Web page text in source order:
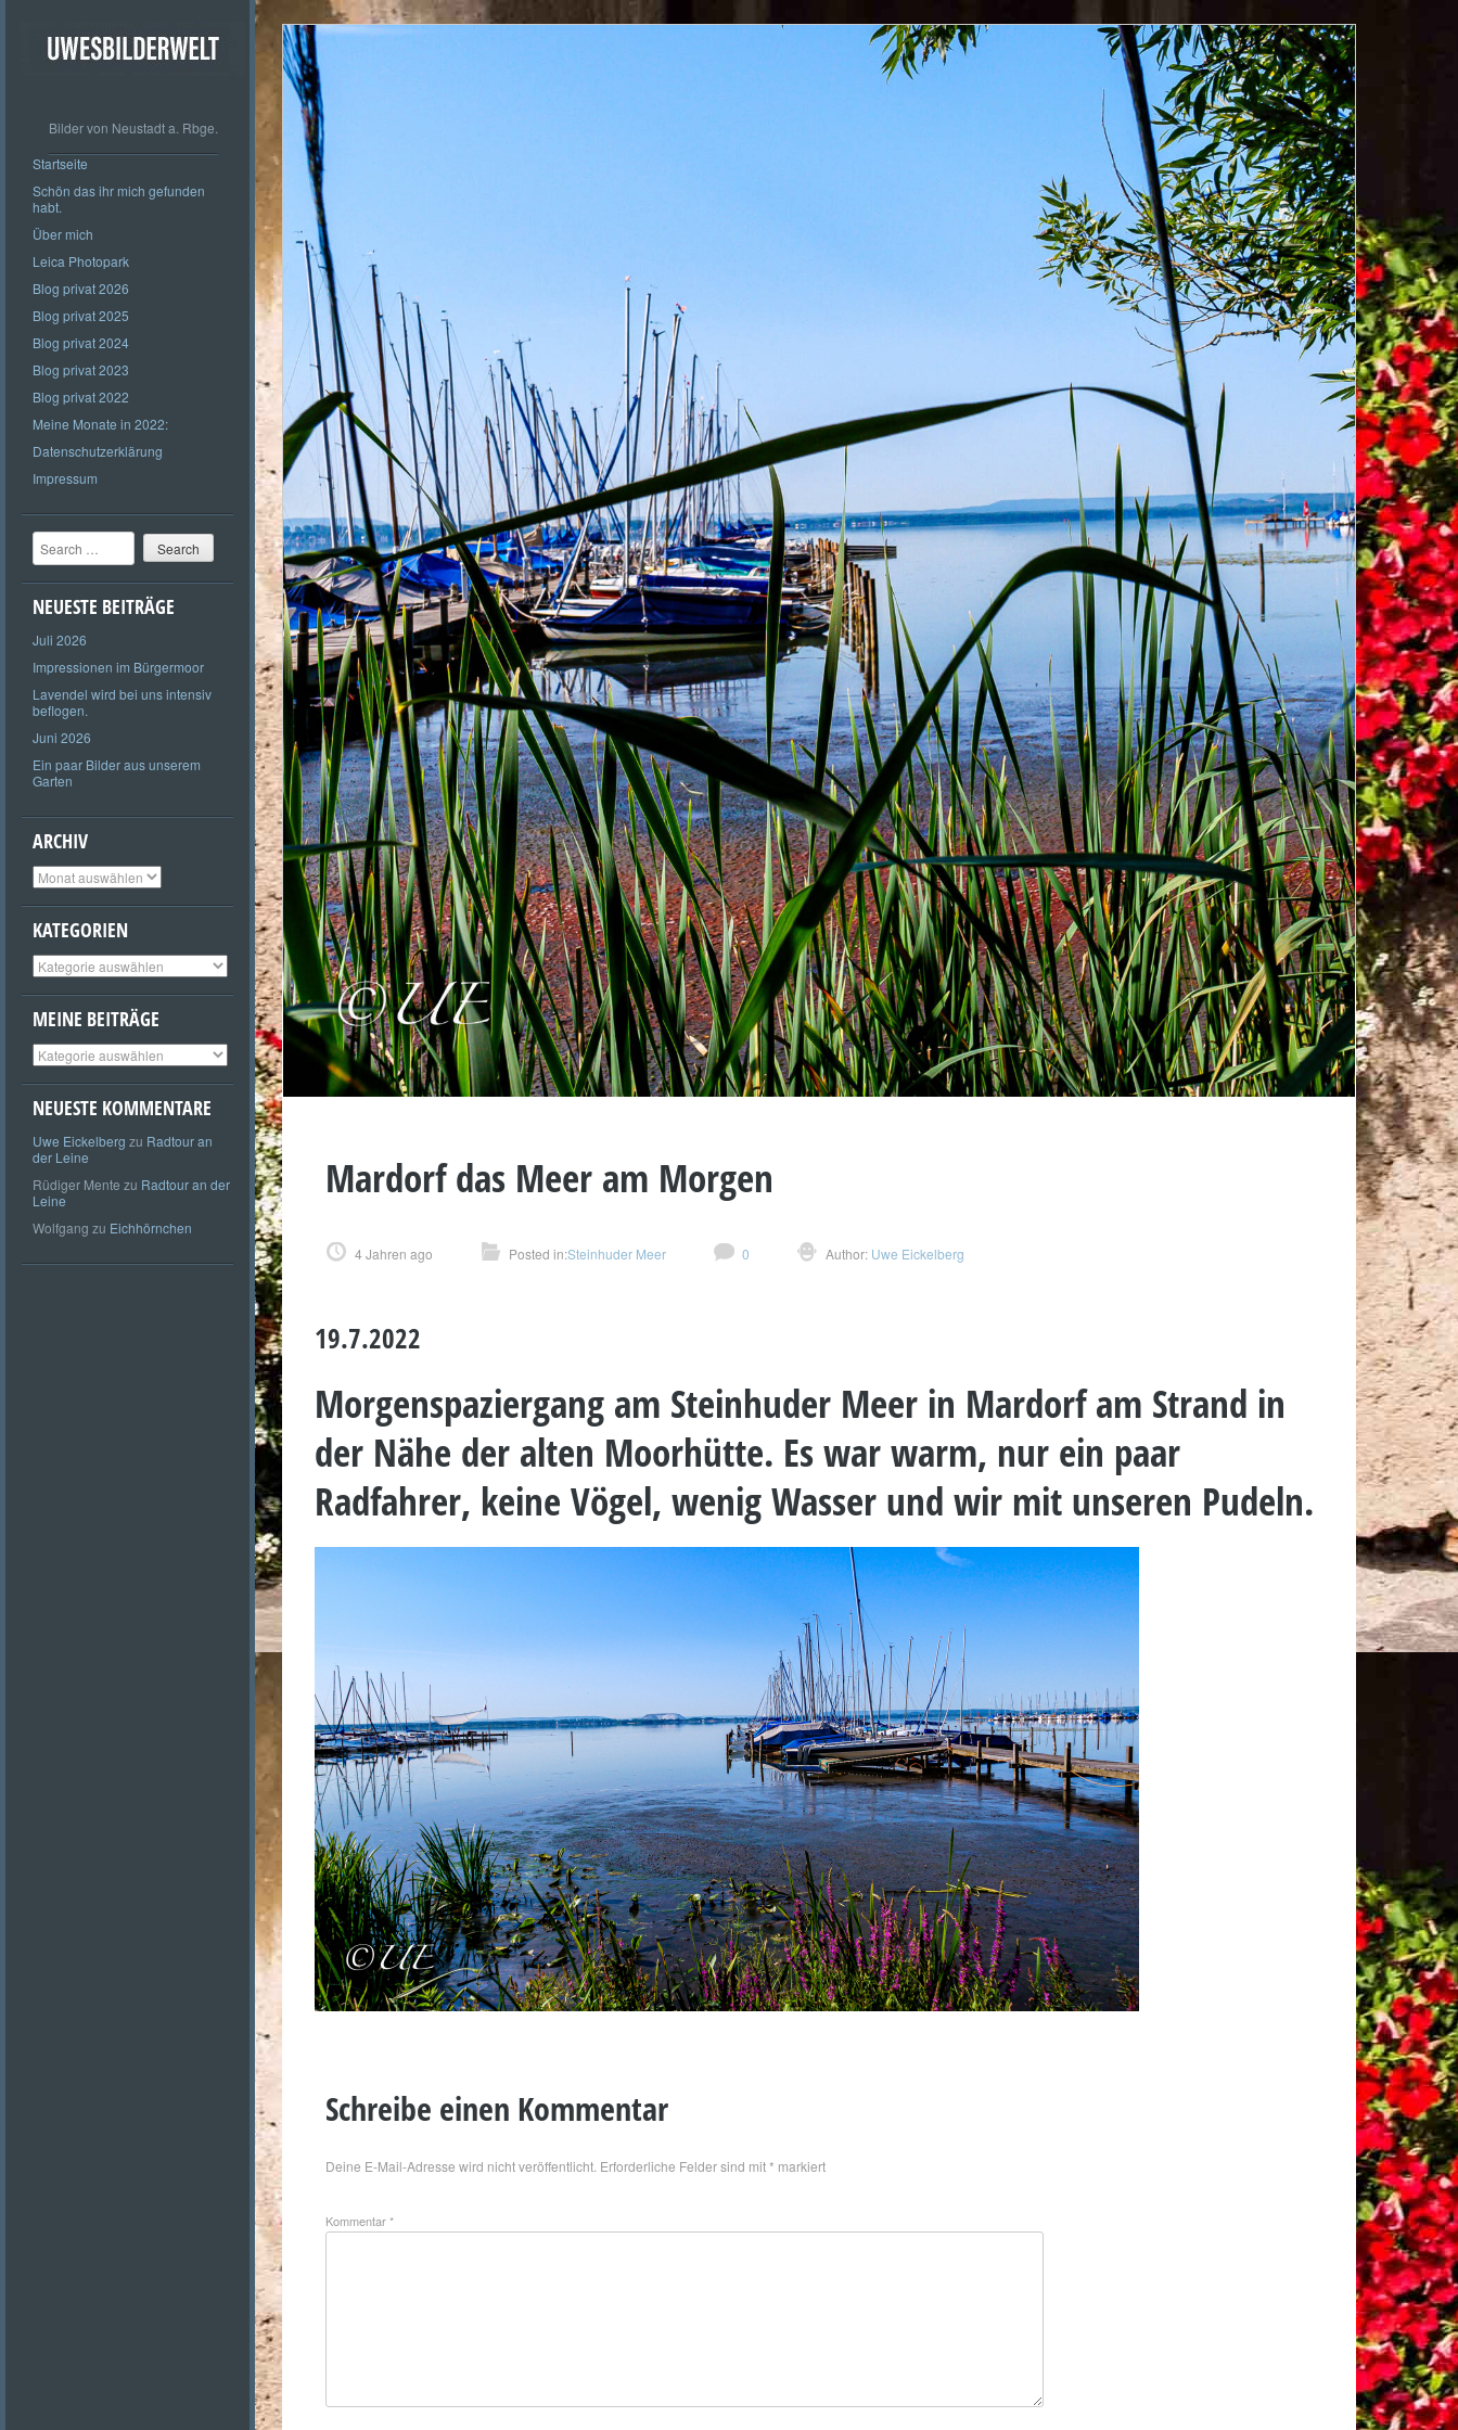
Bilder von Neustadt a. Rbge.
Startseite
Schön das ihr mich gefunden
habt.
Über mich
Leica Photopark
Blog privat 2026
Blog privat 2025
Blog privat 2024
Blog privat 2023
Blog privat 2022
Meine Monate in 2022:
Datenschutzerklärung
Impressum
Search
NEUESTE BEITRÄGE
Juli 2026
Impressionen im Bürgermoor
Lavendel wird bei uns intensiv
beflogen.
Juni 2026
Ein paar Bilder aus unserem
Garten
ARCHIV
Archiv
KATEGORIEN
Kategorien
MEINE BEITRÄGE
Meine
Beiträge
NEUESTE KOMMENTARE
Uwe Eickelberg zu Radtour an
der Leine
Rüdiger Mente zu Radtour an der
Leine
Wolfgang zu Eichhörnchen
Mardorf das Meer am Morgen
4 Jahren ago Posted in:Steinhuder Meer 0 Author: Uwe Eickelberg
19.7.2022
Morgenspaziergang am Steinhuder Meer in Mardorf am Strand in
der Nähe der alten Moorhütte. Es war warm, nur ein paar
Radfahrer, keine Vögel, wenig Wasser und wir mit unseren Pudeln.
Schreibe einen Kommentar
Deine E-Mail-Adresse wird nicht veröffentlicht. Erforderliche Felder sind mit* markiert
Kommentar*